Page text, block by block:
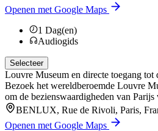
Openen met Google Maps
1 Dag(en)
Audiogids
Selecteer
Louvre Museum en directe toegang
Bezoek het wereldberoemde Louvre
om de bezienswaardigheden van
BENLUX, Rue de Rivoli, Paris,
Openen met Google Maps